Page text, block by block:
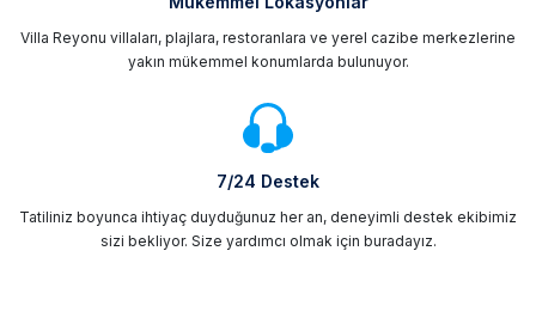
Villa Reyonu villaları, plajlara, restoranlara ve yerel cazibe merkezlerine
yakın mükemmel konumlarda bulunuyor.
7/24 Destek
Tatiliniz boyunca ihtiyaç duyduğunuz her an, deneyimli destek ekibimiz
sizi bekliyor. Size yardımcı olmak için buradayız.